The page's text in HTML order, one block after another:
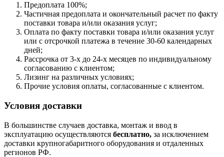
Предоплата 100%;
Частичная предоплата и окончательный расчет по факту
поставки товара и/или оказания услуг;
Оплата по факту поставки товара и/или оказания услуг
или с отсрочкой платежа в течение 30-60 календарных
дней;
Рассрочка от 3-х до 24-х месяцев по индивидуальному
согласованию с клиентом;
Лизинг на различных условиях;
Прочие условия оплаты, согласованные с клиентом.
Условия доставки
В большинстве случаев доставка, монтаж и ввод в
эксплуатацию осуществляются бесплатно, за исключением
доставки крупногабаритного оборудования и отдаленных
регионов РФ.